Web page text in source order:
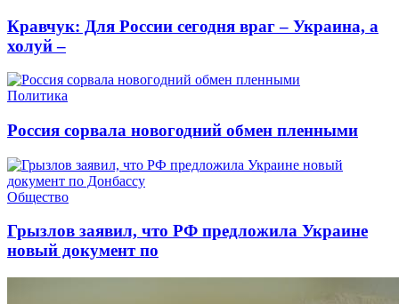
Кравчук: Для России сегодня враг – Украина, а
холуй –
Политика
Россия сорвала новогодний обмен пленными
Общество
Грызлов заявил, что РФ предложила Украине
новый документ по